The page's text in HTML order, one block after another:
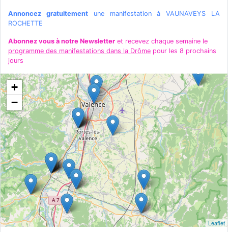
Annoncez gratuitementune manifestation à VAUNAVEYS LA
ROCHETTE
Abonnez vous à notre Newsletter et recevez chaque semaine le
programme des manifestations dans la Drôme pour les 8 prochains
jours
+
−
Leaflet